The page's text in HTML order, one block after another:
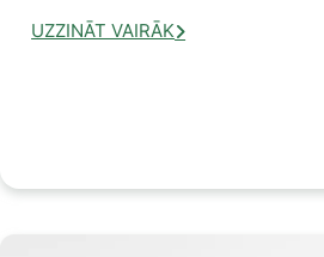
UZZINĀT VAIRĀK